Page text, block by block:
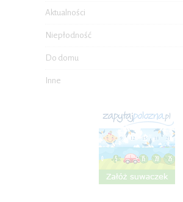
Aktualności
Niepłodność
Do domu
Inne